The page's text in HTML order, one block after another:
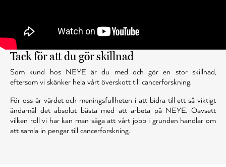
Tack för att du gör skillnad
Som kund hos NEYE är du med och gör en stor skillnad,
eftersom vi skänker hela vårt överskott till cancerforskning.
För oss är värdet och meningsfullheten i att bidra till ett så viktigt
ändamål det absolut bästa med att arbeta på NEYE. Oavsett
vilken roll vi har kan man säga att vårt jobb i grunden handlar om
att samla in pengar till cancerforskning.